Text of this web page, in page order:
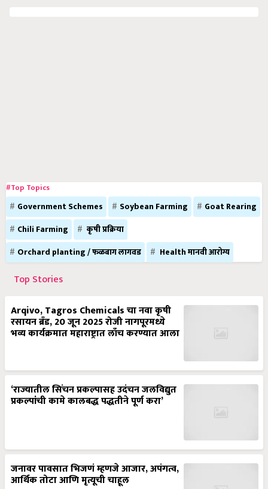
#Top Topics
Government Schemes Soybean Farming
Goat Rearing
Chili Farming
कृषी प्रक्रिया
Orchard planting / फळबाग लागवड
Health मानवी आरोग्य
Top Stories
Arqivo, Tagros Chemicals चा नवा कृषी
रसायन ब्रँड, 20 जून 2025 रोजी नागपूरमध्ये
भव्य कार्यक्रमात महाराष्ट्रात लाँच करण्यात आला
‘राज्यातील सिंचन प्रकल्पासह उदंचन जलविद्युत
प्रकल्पांची कामे कालबद्ध पद्धतीने पूर्ण करा’
जनावर पावसात भिजणं म्हणजे आजार, अपंगत्व,
आर्थिक तोटा आणि मृत्यूची चाहूल